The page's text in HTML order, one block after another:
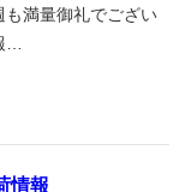
満量御礼でござい
…
情報